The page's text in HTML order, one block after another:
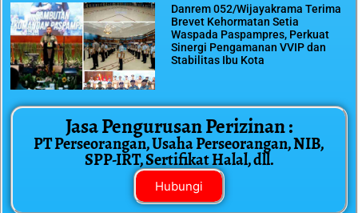
Danrem 052/Wijayakrama Terima
Brevet Kehormatan Setia
Waspada Paspampres, Perkuat
Sinergi Pengamanan VVIP dan
Stabilitas Ibu Kota
Jasa Pengurusan Perizinan :
PT Perseorangan, Usaha Perseorangan, NIB,
SPP-IRT, Sertifikat Halal, dll.
Hubungi